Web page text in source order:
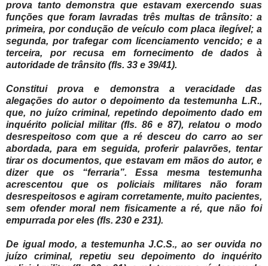
prova tanto demonstra que estavam exercendo suas
funções que foram lavradas três multas de trânsito: a
primeira, por condução de veículo com placa ilegível; a
segunda, por trafegar com licenciamento vencido; e a
terceira, por recusa em fornecimento de dados à
autoridade de trânsito (fls. 33 e 39/41).
Constitui prova e demonstra a veracidade das
alegações do autor o depoimento da testemunha L.R.,
que, no juízo criminal, repetindo depoimento dado em
inquérito policial militar (fls. 86 e 87), relatou o modo
desrespeitoso com que a ré desceu do carro ao ser
abordada, para em seguida, proferir palavrões, tentar
tirar os documentos, que estavam em mãos do autor, e
dizer que os “ferraria”. Essa mesma testemunha
acrescentou que os policiais militares não foram
desrespeitosos e agiram corretamente, muito pacientes,
sem ofender moral nem fisicamente a ré, que não foi
empurrada por eles (fls. 230 e 231).
De igual modo, a testemunha J.C.S., ao ser ouvida no
juízo criminal, repetiu seu depoimento do inquérito